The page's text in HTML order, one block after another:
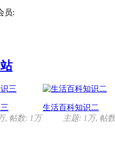
员:
, 帖数: 1万
生活百科知识二
主题: 1万, 帖